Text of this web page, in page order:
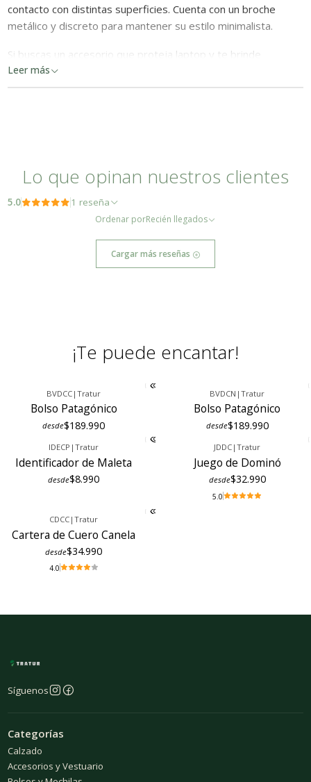
contacto con distintas superficies. Cuenta con un broche
metálico y discreto para mantener su estilo minimalista.
Si buscas un accesorio que proteja laptop y te brinde
sofisticación, esta funda de cuero es para ti!
Este artículo está elaborado con cuero natural de primera calidad. Debido
a la naturaleza del cuero, es posible que presente características propias
sino como un sello distintivo de su autenticidad.
Leer más
Lo que opinan nuestros clientes
5.0 1 reseña
Ordenar porRecién llegados
Cargar más reseñas
¡Te puede encantar!
BVDCC |Tratur
Bolso Patagónico
desde$189.990
BVDCN |Tratur
Bolso Patagónico
desde$189.990
IDECP |Tratur
Identificador de Maleta
desde$8.990
JDDC |Tratur
Juego de Dominó
desde$32.990
5.0
CDCC |Tratur
Cartera de Cuero Canela
desde$34.990
4.0
Síguenos
Categorías
Calzado
Accesorios y Vestuario